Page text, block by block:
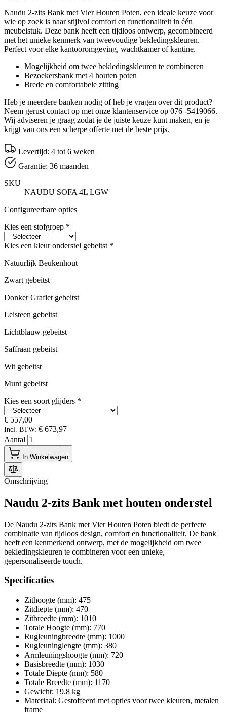
Naudu 2-zits Bank met Vier Houten Poten, een ideale keuze voor
wie op zoek is naar stijlvol comfort en functionaliteit in één
meubelstuk. Deze bank heeft een tijdloos ontwerp, gecombineerd
met het unieke kenmerk van tweevoudige bekledingskleuren.
Perfect voor elke kantooromgeving, wachtkamer of kantine.
Mogelijkheid om twee bekledingskleuren te combineren
Bezoekersbank met 4 houten poten
Brede en comfortabele zitting
Heb je meerdere banken nodig of heb je vragen over dit product?
Neem gerust contact op met onze klantenservice op 076 -5419066.
Wij adviseren je graag zodat je de juiste keuze kunt maken, en je
krijgt van ons een scherpe offerte met de beste prijs.
Levertijd: 4 tot 6 weken
Garantie: 36 maanden
SKU
NAUDU SOFA 4L LGW
Configureerbare opties
Kies een stofgroep *
Kies een kleur onderstel gebeitst *
Natuurlijk Beukenhout
Zwart gebeitst
Donker Grafiet gebeitst
Leisteen gebeitst
Lichtblauw gebeitst
Saffraan gebeitst
Wit gebeitst
Munt gebeitst
Kies een soort glijders *
€ 557,00
Incl. BTW: € 673,97
Aantal
In Winkelwagen
Omschrijving
Naudu 2-zits Bank met houten onderstel
De Naudu 2-zits Bank met Vier Houten Poten biedt de perfecte
combinatie van tijdloos design, comfort en functionaliteit. De bank
heeft een kenmerkend ontwerp, met de mogelijkheid om twee
bekledingskleuren te combineren voor een unieke,
gepersonaliseerde touch.
Specificaties
Zithoogte (mm): 475
Zitdiepte (mm): 470
Zitbreedte (mm): 1010
Totale Hoogte (mm): 770
Rugleuningbreedte (mm): 1000
Rugleuninglengte (mm): 380
Armleuningshoogte (mm): 720
Basisbreedte (mm): 1030
Totale Diepte (mm): 580
Totale Breedte (mm): 1170
Gewicht: 19.8 kg
Materiaal: Gestoffeerd met opties voor twee kleuren, metalen
frame